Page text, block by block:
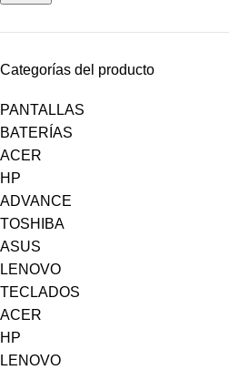
Categorías del producto
PANTALLAS
BATERÍAS
ACER
HP
ADVANCE
TOSHIBA
ASUS
LENOVO
TECLADOS
ACER
HP
LENOVO